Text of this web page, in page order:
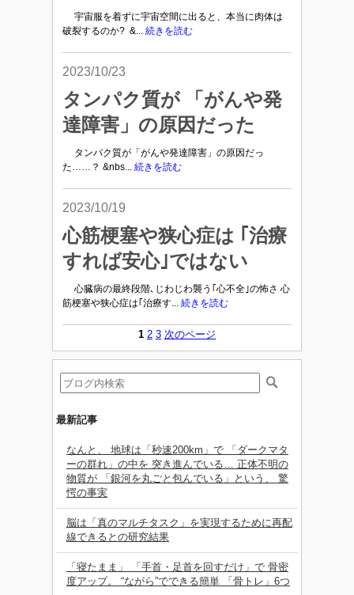
宇宙服を着ずに宇宙空間に出ると、本当に肉体は
破裂するのか? &... 続きを読む
2023/10/23
タンパク質が 「がんや発
達障害」の原因だった
タンパク質が「がんや発達障害」の原因だっ
た……？ &nbs... 続きを読む
2023/10/19
心筋梗塞や狭心症は ｢治療
すれば安心｣ではない
心臓病の最終段階､じわじわ襲う｢心不全｣の怖さ 心
筋梗塞や狭心症は｢治療す... 続きを読む
1 2 3 次のページ
最新記事
なんと、 地球は「秒速200km」で 「ダークマタ
ーの群れ」の中を 突き進んでいる… 正体不明の
物質が 「銀河を丸ごと包んでいる」という、 驚
愕の事実
脳は「真のマルチタスク」を実現するために再配
線できるとの研究結果
「寝たまま」 「手首・足首を回すだけ」で 骨密
度アップ。 “ながら”でできる簡単 「骨トレ」6つ